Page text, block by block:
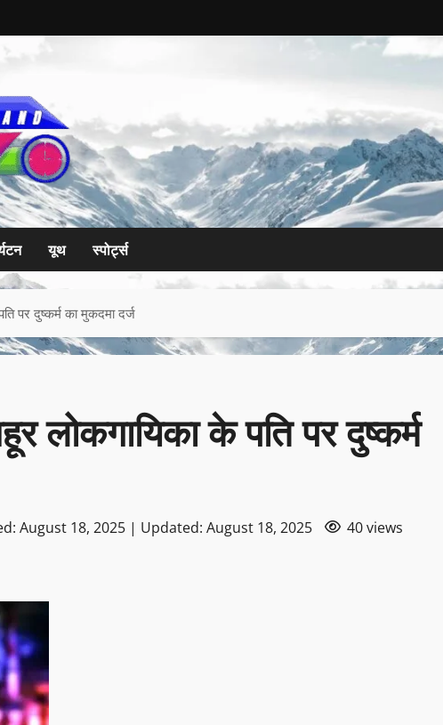
यूथ स्पोर्ट्स
पर दुष्कर्म का मुकदमा दर्ज
लोकगायिका के पति पर दुष्कर्म
August 18, 2025 | Updated: August 18, 2025 40 views